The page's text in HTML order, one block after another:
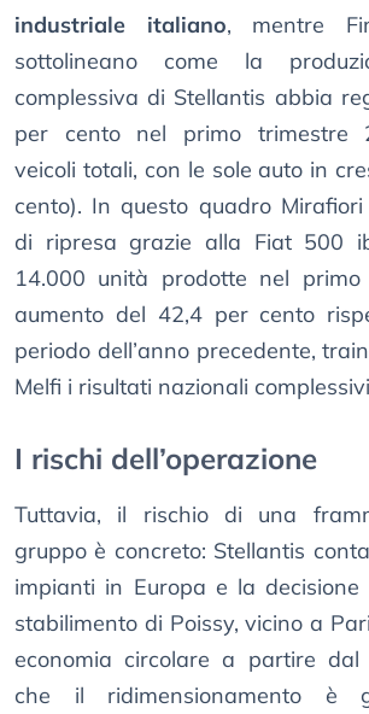
industriale italiano, mentre
sottolineano come la
complessiva di Stellantis abbia
per cento nel primo trimestre
veicoli totali, con le sole auto in
cento). In questo quadro
di ripresa grazie alla Fiat 500
14.000 unità prodotte nel
aumento del 42,4 per cento
periodo dell’anno precedente,
Melfi i risultati nazionali
I rischi dell’operazione
Tuttavia, il rischio di una
gruppo è concreto: Stellantis
impianti in Europa e la
stabilimento di Poissy, vicino a
economia circolare a partire dal
che il ridimensionamento è